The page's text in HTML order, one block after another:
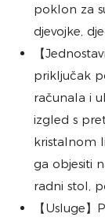
poklon za
djevojke,
【
priključak
računala i
izgled s
kristalnom
ga objesiti
radni stol,
【Usluge